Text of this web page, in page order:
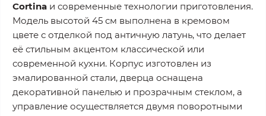
Cortina и современные технологии приготовления.
Модель высотой 45 см выполнена в кремовом
цвете с отделкой под античную латунь, что делает
её стильным акцентом классической или
современной кухни. Корпус изготовлен из
эмалированной стали, дверца оснащена
декоративной панелью и прозрачным стеклом, а
управление осуществляется двумя поворотными